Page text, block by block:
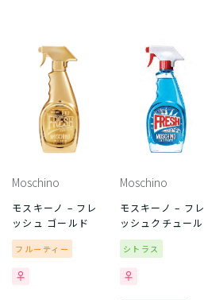
Moschino
モスキーノ – フレ
ッシュ ゴールド
フルーティー
Moschino
モスキーノ – フレ
ッシュクチュール
シトラス